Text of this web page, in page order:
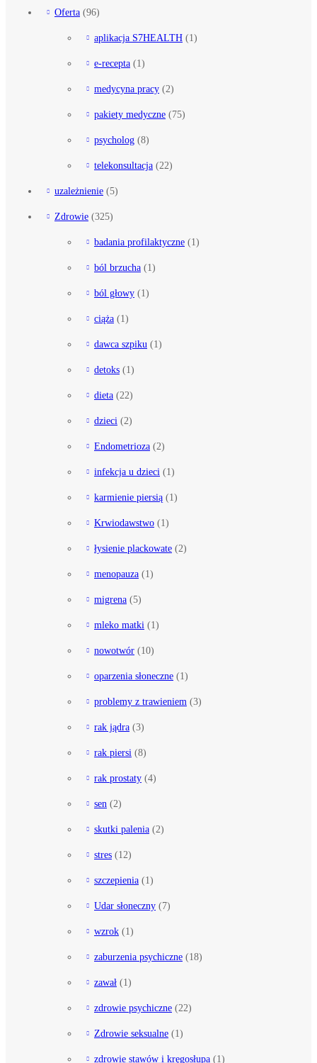
Oferta (96)
aplikacja S7HEALTH (1)
e-recepta (1)
medycyna pracy (2)
pakiety medyczne (75)
psycholog (8)
telekonsultacja (22)
uzależnienie (5)
Zdrowie (325)
badania profilaktyczne (1)
ból brzucha (1)
ból głowy (1)
ciąża (1)
dawca szpiku (1)
detoks (1)
dieta (22)
dzieci (2)
Endometrioza (2)
infekcja u dzieci (1)
karmienie piersią (1)
Krwiodawstwo (1)
łysienie plackowate (2)
menopauza (1)
migrena (5)
mleko matki (1)
nowotwór (10)
oparzenia słoneczne (1)
problemy z trawieniem (3)
rak jądra (3)
rak piersi (8)
rak prostaty (4)
sen (2)
skutki palenia (2)
stres (12)
szczepienia (1)
Udar słoneczny (7)
wzrok (1)
zaburzenia psychiczne (18)
zawał (1)
zdrowie psychiczne (22)
Zdrowie seksualne (1)
zdrowie stawów i kręgosłupa (1)